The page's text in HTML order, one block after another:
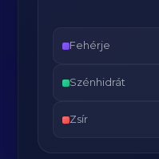
Fehérje
Szénhidrát
Zsír